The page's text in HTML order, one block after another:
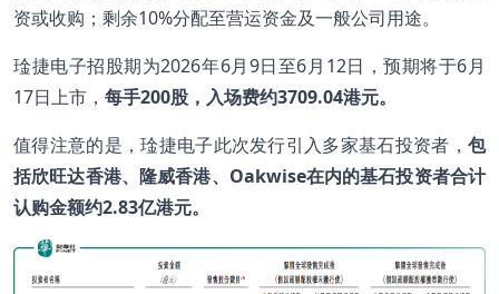
资或收购；剩余10%分配至营运资金及一般公司用途。
琻捷电子招股期为2026年6月9日至6月12日，预期将于6月
17日上市， 每手200股，入场费约3709.04港元。
值得注意的是，琻捷电子此次发行引入多家基石投资者， 包
括欣旺达香港、隆威香港、 Oakwise在内的基石投资者合计
认购金额约2.83亿港元。